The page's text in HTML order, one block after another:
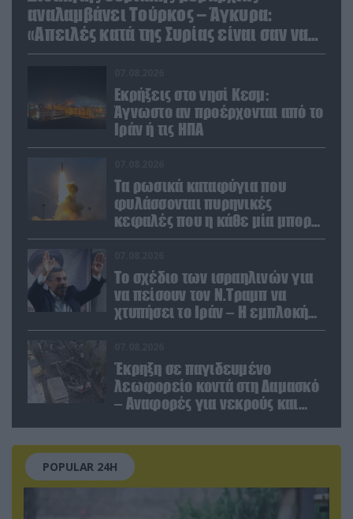
αναλαμβάνει Τούρκος – Άγκυρα:
«Απειλές κατά της Συρίας είναι σαν να
απειλούν εμάς»
Εκρήξεις στο νησί Κεσμ:
Άγνωστο αν προέρχονται από το
Ιράν ή τις ΗΠΑ
Τα ρωσικά καταφύγια που
φυλάσσονται πυρηνικές
κεφαλές που η κάθε μία μπορεί
να καταστρέψει «μία
Το σχέδιο των ισραηλινών για
να πείσουν τον Ν.Τραμπ να
χτυπήσει το Ιράν – Η εμπλοκή
του Μ.Αχμαντινετζάντ
Έκρηξη σε παγιδευμένο
λεωφορείο κοντά στη Δαμασκό
– Αναφορές για νεκρούς και
POPULAR 24H